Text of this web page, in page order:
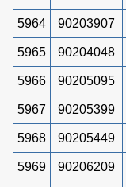
5964 90203907
5965 90204048
5966 90205095
5967 90205399
5968 90205449
5969 90206209